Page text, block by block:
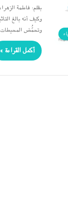
بقلم: فاطمة
وكيف أنه بالغ
وتحمُّض
أكمل القراءة »
هل
تشيخ